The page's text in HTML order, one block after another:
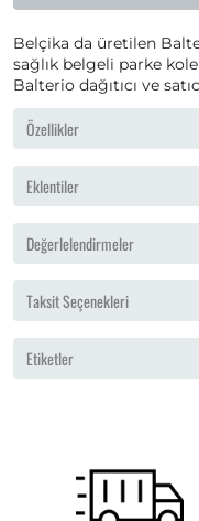
Belçika da üretilen
sağlık belgeli parke
Balterio dağıtıcı ve
Özellikler
Eklentiler
Değerlelendirmeler
Taksit Seçenekleri
Etiketler